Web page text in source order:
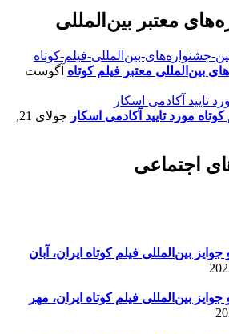
معتبر بین‌المللی
بین‌المللی معتبر فیلم کوتاه آگوست
مورد تایید آکادمی اسکار
جولای 21,
اجتماعی
بین‌المللی فیلم کوتاه ایران، آبان
بین‌المللی فیلم کوتاه ایران، مهر